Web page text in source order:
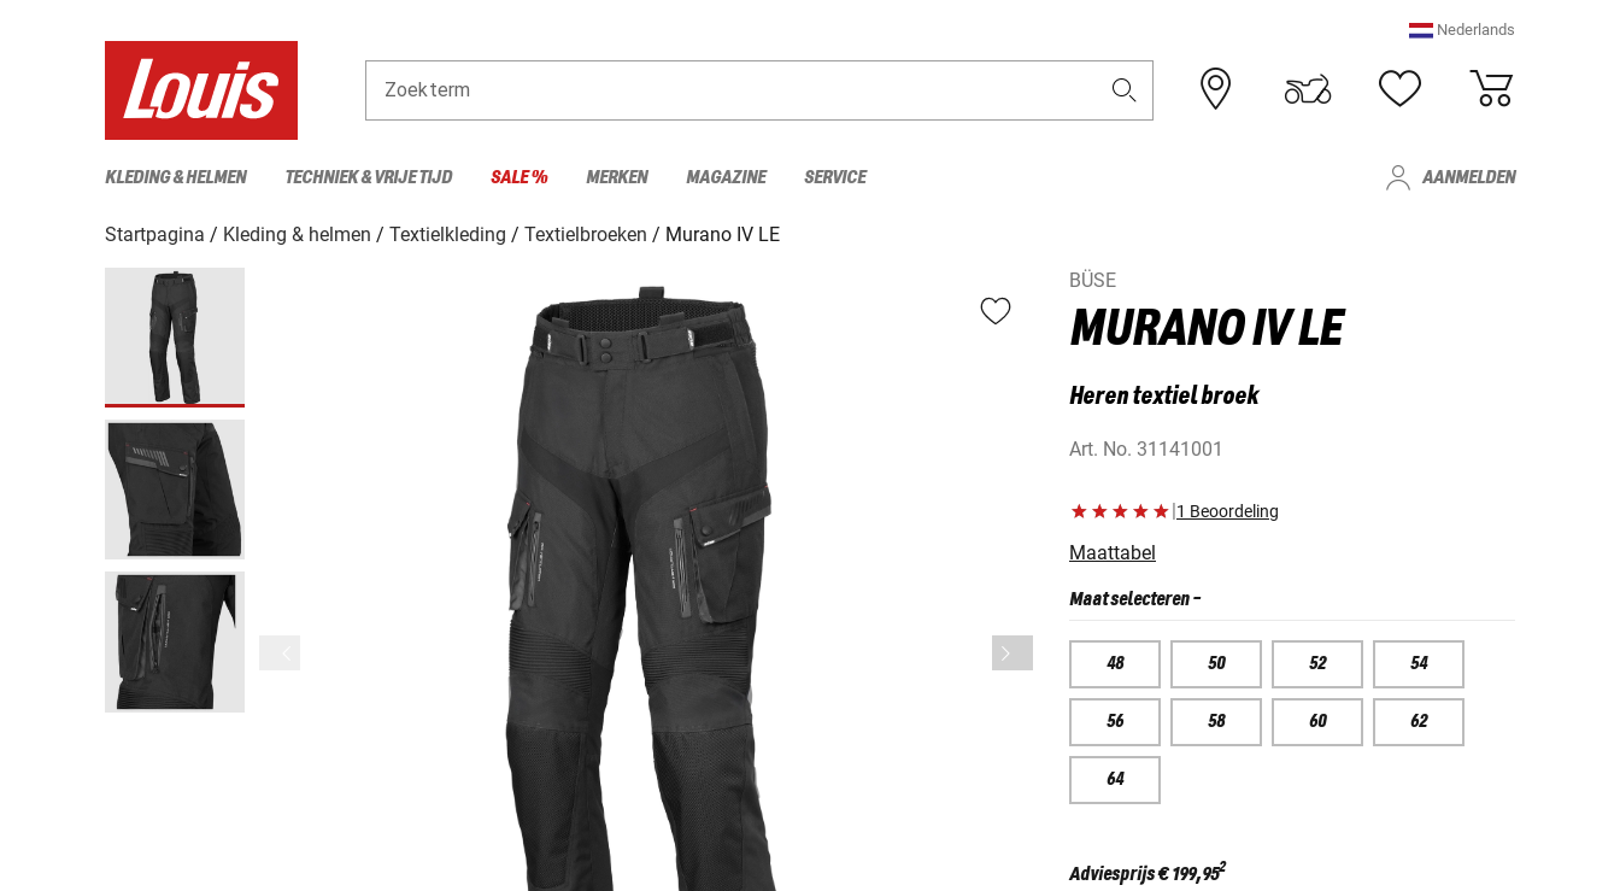
Nederlands
Zoekterm
KLEDING & HELMEN TECHNIEK & VRIJE TIJD SALE % MERKEN MAGAZINE SERVICE AANMELDEN
Startpagina Kleding & helmen Textielkleding Textielbroeken
Murano IV LE
BÜSE
MURANO IV LE
Heren textiel broek
Art. No. 31141001
|1 Beoordeling
Maattabel
Maat selecteren-
48 50 52 54
56 58 60 62
64
Adviesprijs€ 199,952